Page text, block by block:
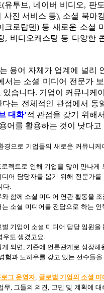
(유투브, 네이버 비디오, 판
사진 서비스 등), 소셜 북마
크로탑텐) 등 새로운 소셜
, 비디오캐스팅 등 다양한
용어 자체가 업계에 널리
서는 소셜 미디어 전문가
있습니다. 기업이 커뮤니케
는 전체적인 관점에서 동
대화’적 관점을 갖기 위해
어를 활용하는 것이 낫다고
경으로 기업들의 새로운 커뮤니
젝트로 인해 기업을 많이 만나게
어 담당자를 뽑기 위해 전문가를
다.
와 함께 소셜 미디어 연관 활동을
는 소셜 미디어를 전담으로 하는
기업이 소셜 미디어 담당 임원을
우도 생겼고요.
되면, 기존에 언론관계로 성장해
험과 노하우를 갖고 있는 선수들
로그 운영자, 글로벌 기업의 소셜 미
무, 그들의 의견, 고민 및 계획에